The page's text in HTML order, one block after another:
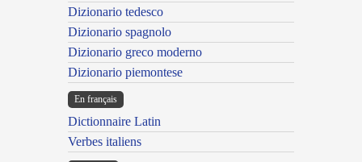
Dizionario tedesco
Dizionario spagnolo
Dizionario greco moderno
Dizionario piemontese
En français
Dictionnaire Latin
Verbes italiens